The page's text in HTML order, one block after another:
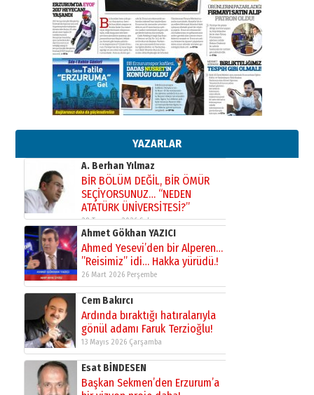
YAZARLAR
Kenan GÜLERCİ
Murat Şahsuvaroğlu ERKON’da
çıtayı yukarı taşırken,
yönetimdekiler aşağı
çekmemeli!
17 Şubat 2026 SalıOrhan BOZKURT
Bir fotoğraf, bir şehir, bir
gazeteci… Dizginler kimin
A. Berhan Yılmaz
BİR BÖLÜM DEĞİL, BİR ÖMÜR
SEÇİYORSUNUZ… “NEDEN
ATATÜRK ÜNİVERSİTESİ?”
28 Temmuz 2026 Salı
Ahmet Gökhan YAZICI
Ahmed Yesevi’den bir Alperen…
”Reisimiz” idi… Hakka yürüdü.!
26 Mart 2026 Perşembe
Cem Bakırcı
Ardında bıraktığı hatıralarıyla
gönül adamı Faruk Terzioğlu!
13 Mayıs 2026 Çarşamba
Esat BİNDESEN
Başkan Sekmen’den Erzurum’a